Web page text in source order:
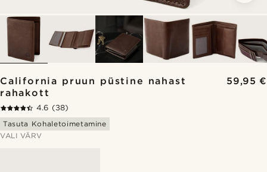
California pruun püstine nahast
rahakott
59,95 €
4.6 (38)
Tasuta Kohaletoimetamine
VALI VÄRV